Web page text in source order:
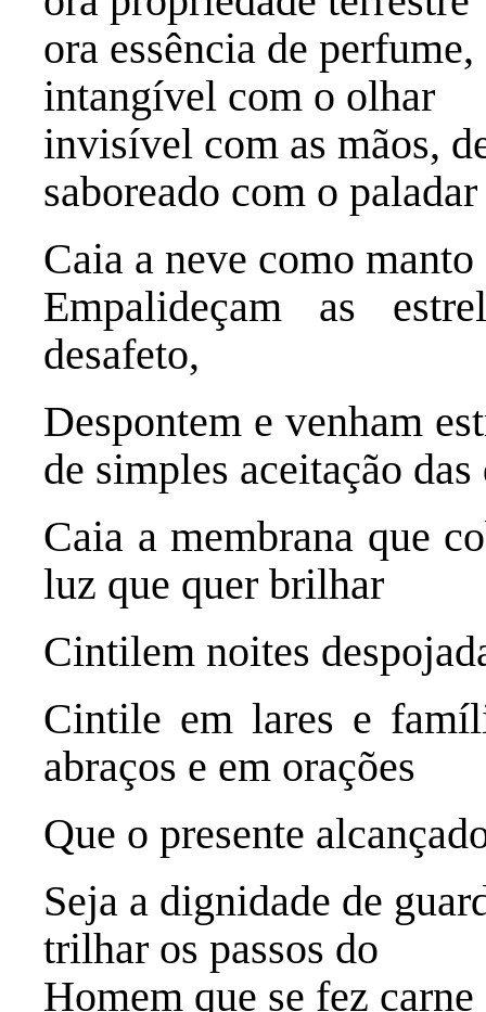
ora essência de perfume,
intangível com o olhar
invisível com as mãos,
saboreado com o
Caia a neve como
Empalideçam as
desafeto,
Despontem e venham
de simples aceitação
Caia a membrana que
luz que quer brilhar
Cintilem noites
Cintile em lares e
abraços e em orações
Que o presente
Seja a dignidade de
trilhar os passos do
Homem que se fez carne